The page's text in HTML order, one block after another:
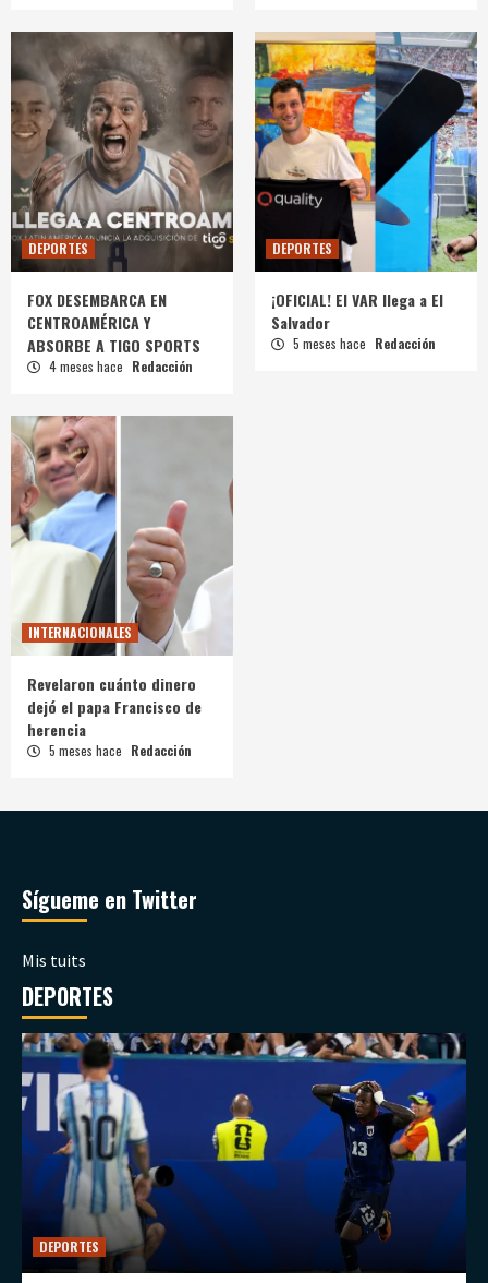
DEPORTES
FOX DESEMBARCA EN
CENTROAMÉRICA Y
ABSORBE A TIGO SPORTS
4 meses hace Redacción
DEPORTES
¡OFICIAL! El VAR llega a El
Salvador
5 meses hace Redacción
INTERNACIONALES
Revelaron cuánto dinero
dejó el papa Francisco de
herencia
5 meses hace Redacción
Sígueme en Twitter
Mis tuits
DEPORTES
DEPORTES